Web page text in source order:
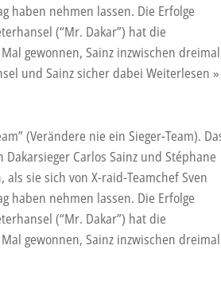
haben nehmen lassen. Die Erfolge
(“Mr. Dakar”) hat die
gewonnen, Sainz inzwischen
und Sainz sicher dabei Weiterlesen »
(Verändere nie ein Sieger-Team).
Carlos Sainz und Stéphane
sie sich von X-raid-Teamchef Sven
haben nehmen lassen. Die Erfolge
(“Mr. Dakar”) hat die
gewonnen, Sainz inzwischen